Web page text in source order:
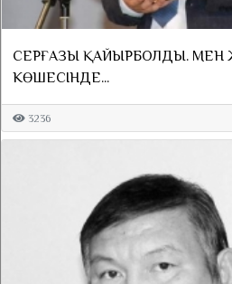
СЕРҒАЗЫ ҚАЙЫРБОЛДЫ. МЕН
КӨШЕСІНДЕ...
3236